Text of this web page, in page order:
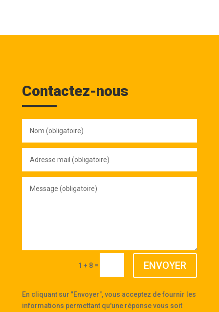
Contactez-nous
(obligatoire)
mail
(obligatoire)
1 + 8 = ENVOYER
En cliquant sur "Envoyer", vous acceptez de fournir les
informations permettant qu'une réponse vous soit